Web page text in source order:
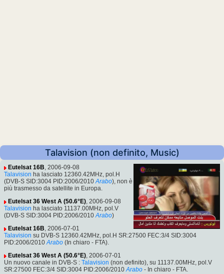
Talavision (non definito, Music)
Eutelsat 16B, 2006-09-08
Talavision ha lasciato 12360.42MHz, pol.H
(DVB-S SID:3004 PID:2006/2010 Arabo), non è
più trasmesso da satellite in Europa.
Eutelsat 36 West A (50.6°E), 2006-09-08
Talavision ha lasciato 11137.00MHz, pol.V
(DVB-S SID:3004 PID:2006/2010 Arabo)
Eutelsat 16B, 2006-07-01
Talavision su DVB-S 12360.42MHz, pol.H SR:27500 FEC:3/4 SID:3004
PID:2006/2010 Arabo (In chiaro - FTA).
Eutelsat 36 West A (50.6°E), 2006-07-01
Un nuovo canale in DVB-S : Talavision (non definito), su 11137.00MHz, pol.V
SR:27500 FEC:3/4 SID:3004 PID:2006/2010 Arabo - In chiaro - FTA.